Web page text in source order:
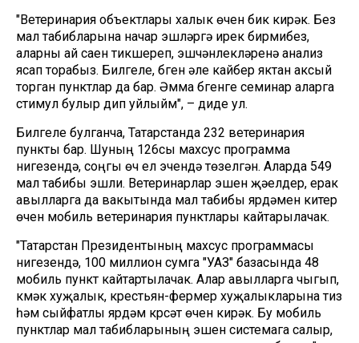
"Ветеринария объектлары халык өчен бик кирәк. Без
мал табибларына начар эшләргә ирек бирмибез,
аларны ай саен тикшереп, эшчәнлекләренә анализ
ясап торабыз. Билгеле, бүген әле кайбер яктан аксый
торган пунктлар да бар. Әмма бүгенге семинар аларга
стимул булыр дип уйлыйм", – диде ул.
Билгеле булганча, Татарстанда 232 ветеринария
пункты бар. Шуның 126сы махсус программа
нигезендә, соңгы өч ел эчендә төзелгән. Аларда 549
мал табибы эшли. Ветеринарлар эшен җәелдерү, ерак
авылларга да вакытында мал табибы ярдәмен китерү
өчен мобиль ветеринария пунктлары кайтарылачак.
"Татарстан Президентының махсус программасы
нигезендә, 100 миллион сумга "УАЗ" базасында 48
мобиль пункт кайтартылачак. Алар авылларга чыгып,
күмәк хуҗалык, крестьян-фермер хуҗалыкларына тиз
һәм сыйфатлы ярдәм күрсәтү өчен кирәк. Бу мобиль
пунктлар мал табибларының эшен системага салыр,